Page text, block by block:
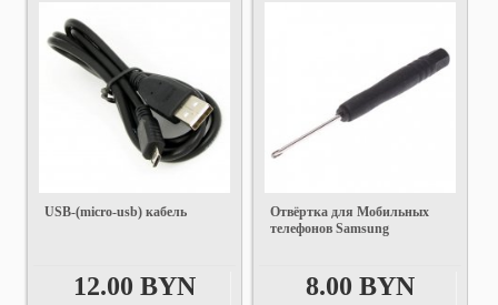
USB-(micro-usb) кабель
12.00 BYN
Отвёртка для Мобильных
телефонов Samsung
8.00 BYN